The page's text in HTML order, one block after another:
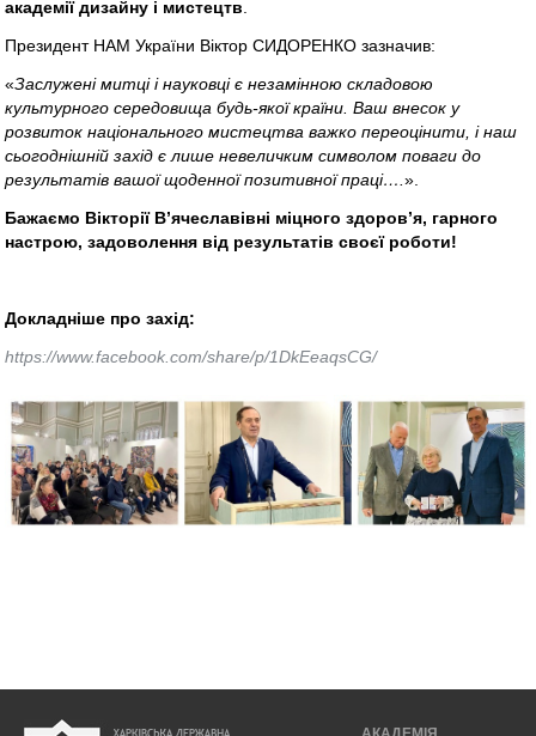
академії дизайну і мистецтв.
Президент НАМ України Віктор СИДОРЕНКО зазначив:
«Заслужені митці і науковці є незамінною складовою
культурного середовища будь-якої країни. Ваш внесок у
розвиток національного мистецтва важко переоцінити, і наш
сьогоднішній захід є лише невеличким символом поваги до
результатів вашої щоденної позитивної праці….».
Бажаємо Вікторії В’ячеславівні міцного здоров’я, гарного
настрою, задоволення від результатів своєї роботи!
Докладніше про захід:
https://www.facebook.com/share/p/1DkEeaqsCG/